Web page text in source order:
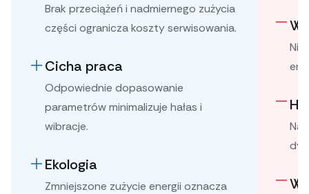
Brak przeciążeń i nadmiernego zużycia
części ogranicza koszty serwisowania.
Cicha praca
Odpowiednie dopasowanie
parametrów minimalizuje hałas i
wibracje.
Ekologia
Zmniejszone zużycie energii oznacza